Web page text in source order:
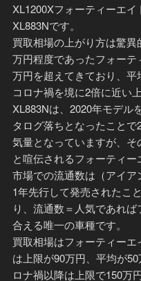
XL1200Xフォーティーエ
XL883Nです。
買取相場の上がり方は驚
万円程度であったフォー
万円を超えてきており、平
コロナ禍を境に2倍に近い
XL883Nは、2020年モデル
タログ落ちとなったこと
気量となっていますが、
と喧伝されるフォーティ
市場での流通数は（アイ
1年先行して発売されたこ
り、流通数＝人気であれ
合える唯一の車種です。
買取相場はフォーティー
は上限が90万円、平均が
ロナ禍以降は上限で150万